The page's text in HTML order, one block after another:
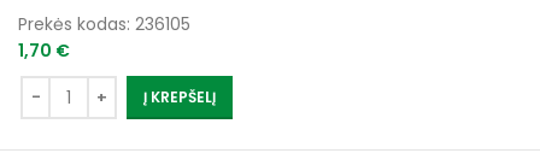
Prekės kodas: 236105
1,70 €
Į KREPŠELĮ